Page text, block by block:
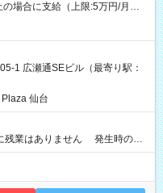
場合に支給（上限:5万円/月・
時は1分単位で支給 ※研修中の
円以上可能 ※交通費別途支給
（時給1,300円×8時間×16日） 【試用期間】試用期間なし
1 広瀬通SEビル（最寄り駅：
仙台
残業はありません 発生時の残